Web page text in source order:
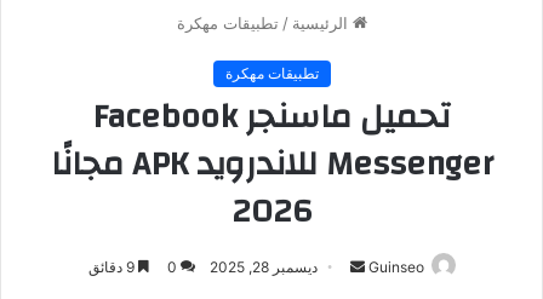
الرئيسية / تطبيقات مهكرة
تطبيقات مهكرة
تحميل ماسنجر Facebook
Messenger للاندرويد APK مجانًا
2026
Guinseo
أرسلديسمبر 28, 2025 0 9 دقائق